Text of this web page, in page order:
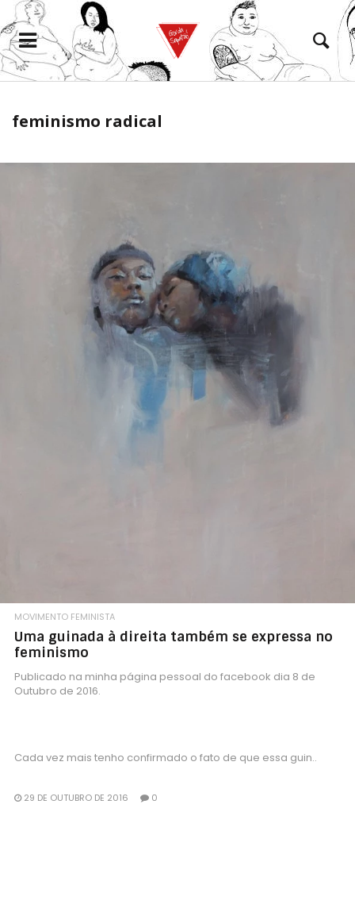
feminismo radical
MOVIMENTO FEMINISTA
Uma guinada à direita também se expressa no
feminismo
Publicado na minha página pessoal do facebook dia 8 de
Outubro de 2016.
Cada vez mais tenho confirmado o fato de que essa guin..
29 DE OUTUBRO DE 2016 0